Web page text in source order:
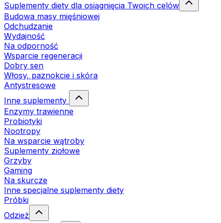
Suplementy diety dla osiągnięcia Twoich celów
Budowa masy mięśniowej
Odchudzanie
Wydajność
Na odporność
Wsparcie regeneracji
Dobry sen
Włosy, paznokcie i skóra
Antystresowe
Inne suplementy
Enzymy trawienne
Probiotyki
Nootropy
Na wsparcie wątroby
Suplementy ziołowe
Grzyby
Gaming
Na skurcze
Inne specjalne suplementy diety
Próbki
Odzież